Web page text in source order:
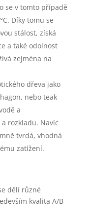
se v tomto případě
Díky tomu se
stálost, získá
a také odolnost
zejména na
dřeva jako
nebo teak
a
rozkladu. Navíc
tvrdá, vhodná
zatížení.
dělí různé
kvalita A/B